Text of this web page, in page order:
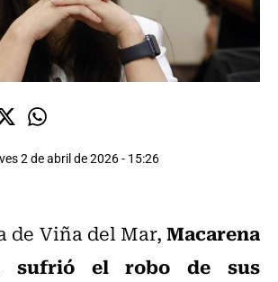
2 de abril de 2026 - 15:26
de Viña del Mar,Macarena
sufrió el robo de sus